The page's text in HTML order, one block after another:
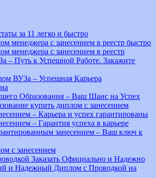
за 11 легко и быстро
менеджера с занесением в реестр быстро
менеджера с занесением в реестр
– Путь к Успешной Работе. Закажите
ВУЗа – Успешная Карьера
Образования – Ваш Шанс на Успех
купить диплом с занесением
– Карьера и успех гарантированы
– Гарантия успеха в карьере
занесением – Ваш ключ к
с занесением
Заказать Официально и Надежно
и Надежный Диплом с Проводкой на